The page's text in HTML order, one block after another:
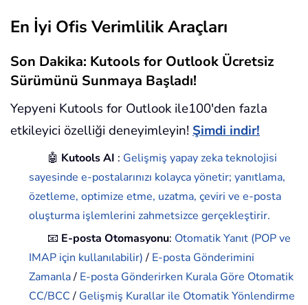
En İyi Ofis Verimlilik Araçları
Son Dakika: Kutools for Outlook Ücretsiz
Sürümünü Sunmaya Başladı!
Yepyeni Kutools for Outlook ile100'den fazla
etkileyici özelliği deneyimleyin! Şimdi indir!
🤖 Kutools AI : Gelişmiş yapay zeka teknolojisi
sayesinde e-postalarınızı kolayca yönetir; yanıtlama,
özetleme, optimize etme, uzatma, çeviri ve e-posta
oluşturma işlemlerini zahmetsizce gerçekleştirir.
📧 E-posta Otomasyonu: Otomatik Yanıt (POP ve
IMAP için kullanılabilir)/ E-posta Gönderimini
Zamanla/ E-posta Gönderirken Kurala Göre Otomatik
CC/BCC/ Gelişmiş Kurallar ile Otomatik Yönlendirme